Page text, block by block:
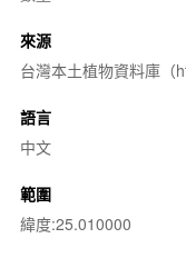
來源
台灣本土植物資料庫（
語言
中文
範圍
緯度:25.010000